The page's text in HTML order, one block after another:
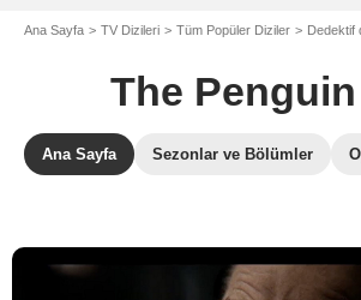
Ana Sayfa TV Dizileri Tüm Popüler Diziler Dedektif
The Penguin
Ana Sayfa Sezonlar ve Bölümler